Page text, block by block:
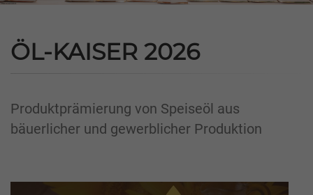
ÖL-KAISER 2026
Produktprämierung von Speiseöl aus
bäuerlicher und gewerblicher Produktion